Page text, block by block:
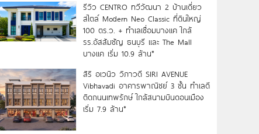
รีวิว CENTRO ทวีวัฒนา 2 บ้านเดี่ยว
สไตล์ Modern Neo Classic ที่ดินใหญ่
100 ตร.ว. + ทำเลเชื่อมบางแค ใกล้
รร.อัสสัมชัญ ธนบุรี และ The Mall
บางแค เริ่ม 10.9 ล้าน*
สิริ อเวนิว วิภาวดี SIRI AVENUE
Vibhavadi อาคารพาณิชย์ 3 ชั้น ทำเลดี
ติดถนนเทพรักษ์ ใกล้สนามบินดอนเมือง
เริ่ม 7.9 ล้าน*